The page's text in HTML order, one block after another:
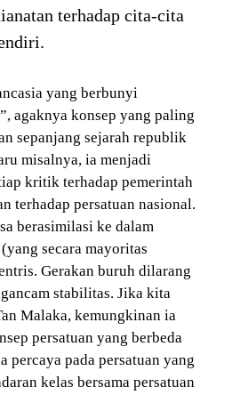
terhadap cita-cita
yang berbunyi
agaknya konsep yang paling
sepanjang sejarah republik
misalnya, ia menjadi
kritik terhadap pemerintah
terhadap persatuan nasional.
berasimilasi ke dalam
secara mayoritas
Gerakan buruh dilarang
stabilitas. Jika kita
Malaka, kemungkinan ia
persatuan yang berbeda
percaya pada persatuan yang
kelas bersama persatuan